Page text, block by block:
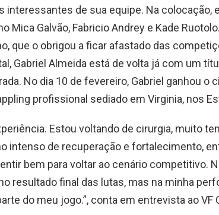
interessantes de sua equipe. Na colocação,
Mica Galvão, Fabricio Andrey e Kade
que o obrigou a ficar afastado das
Gabriel Almeida está de volta já com um
No dia 10 de fevereiro, Gabriel ganhou o
profissional sediado em Virginia, nos
Estou voltando de cirurgia, muito
intenso de recuperação e fortalecimento,
bem para voltar ao cenário competitivo.
resultado final das lutas, mas na minha
do meu jogo.”, conta em entrevista ao VF